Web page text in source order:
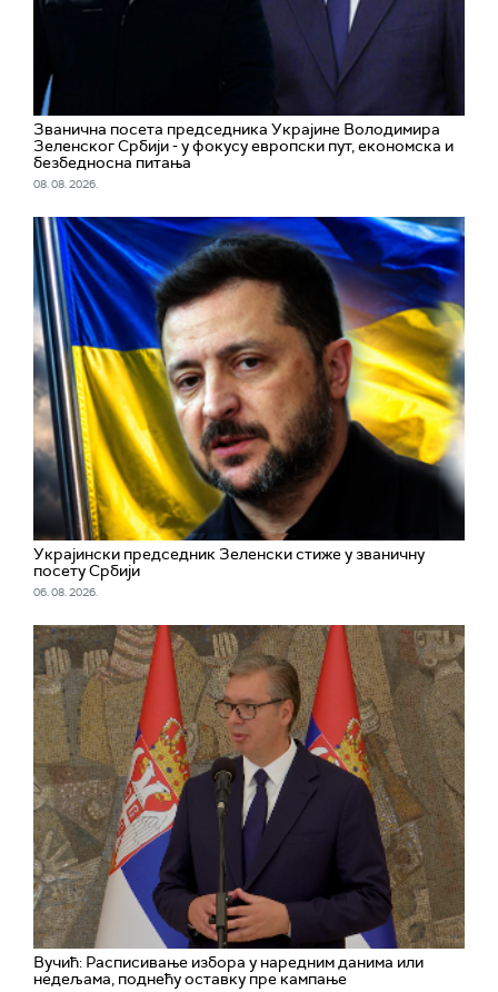
Званична посета председника Украјине Володимира
Зеленског Србији - у фокусу европски пут, економска и
безбедносна питања
08. 08. 2026.
Украјински председник Зеленски стиже у званичну
посету Србији
06. 08. 2026.
Вучић: Расписивање избора у наредним данима или
недељама, поднећу оставку пре кампање